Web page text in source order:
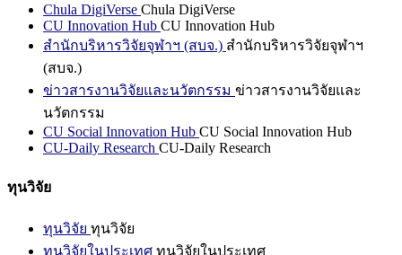
Chula DigiVerse Chula DigiVerse
CU Innovation Hub CU Innovation Hub
สำนักบริหารวิจัยจุฬาฯ (สบจ.) สำนักบริหารวิจัยจุฬาฯ
(สบจ.)
ข่าวสารงานวิจัยและนวัตกรรม ข่าวสารงานวิจัยและ
นวัตกรรม
CU Social Innovation Hub CU Social Innovation Hub
CU-Daily Research CU-Daily Research
ทุนวิจัย
ทุนวิจัย ทุนวิจัย
ทุนวิจัยในประเทศ ทุนวิจัยในประเทศ